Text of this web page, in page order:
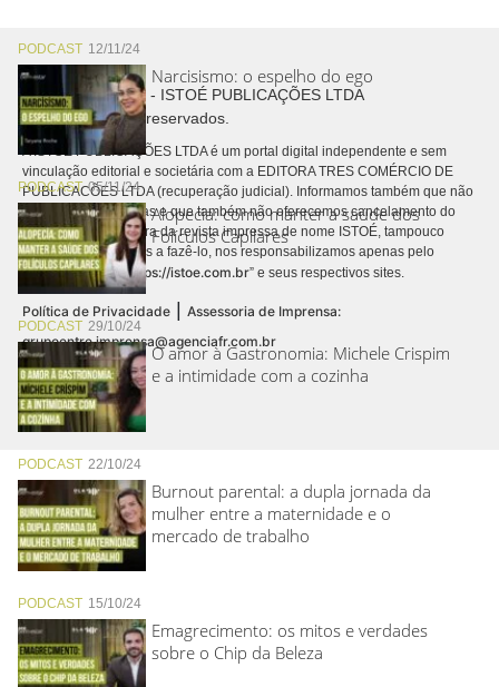
PODCAST 12/11/24
Narcisismo: o espelho do ego
PODCAST05/11/24
Alopecia: como manter a saúde dos
Folículos Capilares
PODCAST 29/10/24
O amor à Gastronomia: Michele Crispim
e a intimidade com a cozinha
PODCAST 22/10/24
Burnout parental: a dupla jornada da
mulher entre a maternidade e o
mercado de trabalho
PODCAST 15/10/24
Emagrecimento: os mitos e verdades
sobre o Chip da Beleza
Copyright © 2026 - ISTOÉ PUBLICAÇÕES LTDA
Todos os direitos reservados.
A ISTOÉ PUBLICAÇÕES LTDA é um portal digital independente e sem
vinculação editorial e societária com a EDITORA TRES COMÉRCIO DE
PUBLICACÕES LTDA (recuperação judicial). Informamos também que não
realizamos cobranças e que também não oferecemos cancelamento do
contrato de assinatura da revista impressa de nome ISTOÉ, tampouco
autorizamos terceiros a fazê-lo, nos responsabilizamos apenas pelo
conteúdo digital “https://istoe.com.br” e seus respectivos sites.
Política de Privacidade | Assessoria de Imprensa:
grupoentre.imprensa@agenciafr.com.br